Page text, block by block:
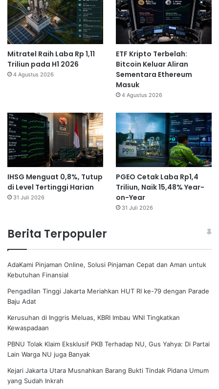
Mitratel Raih Laba Rp 1,11
Triliun pada H1 2026
4 Agustus 2026
ETF Kripto Terbelah:
Bitcoin Keluar Aliran
Sementara Ethereum
Masuk
4 Agustus 2026
IHSG Menguat 0,8%, Tutup
di Level Tertinggi Harian
31 Juli 2026
PGEO Cetak Laba Rp1,4
Triliun, Naik 15,48% Year-
on-Year
31 Juli 2026
Berita Terpopuler
AdaKami Pinjaman Online, Solusi Pinjaman Cepat dan Aman untuk
Kebutuhan Finansial
Pengadilan Tinggi Jakarta Meriahkan HUT RI ke-79 dengan Parade
Baju Adat
Kerusuhan di Inggris Meluas, KBRI Imbau WNI Tingkatkan
Kewaspadaan
PBNU Tolak Klaim Eksklusif PKB Terhadap NU, Gus Yahya: Di Partai
Lain Warga NU juga Banyak
Kejari Jakarta Utara Musnahkan Barang Bukti Tindak Pidana Umum
yang Sudah Inkrah